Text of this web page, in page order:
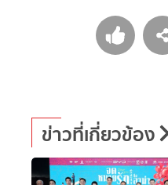
ข่าวที่เกี่ยวข้อง